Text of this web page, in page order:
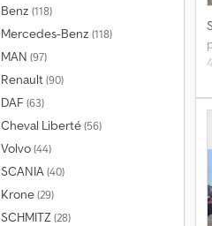
Benz (118)
Mercedes-Benz (118)
MAN (97)
Renault(90)
DAF (63)
Cheval Liberté(56)
Volvo(44)
SCANIA(40)
Krone(29)
SCHMITZ(28)